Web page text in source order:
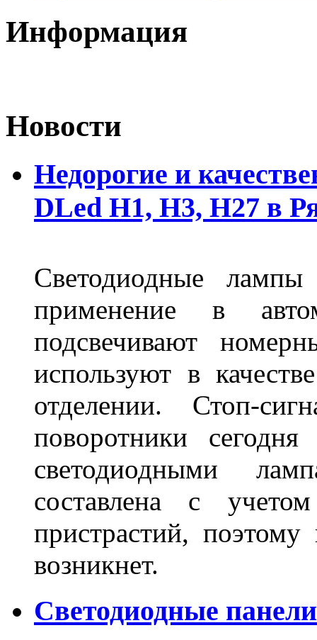
Информация
Новости
Недорогие и
DLed Н1, Н3, Н27 в
Светодиодные
применение в
подсвечивают
используют в
отделении. Стоп-
поворотники
светодиодными
составлена с
пристрастий,
возникнет.
Светодиодные